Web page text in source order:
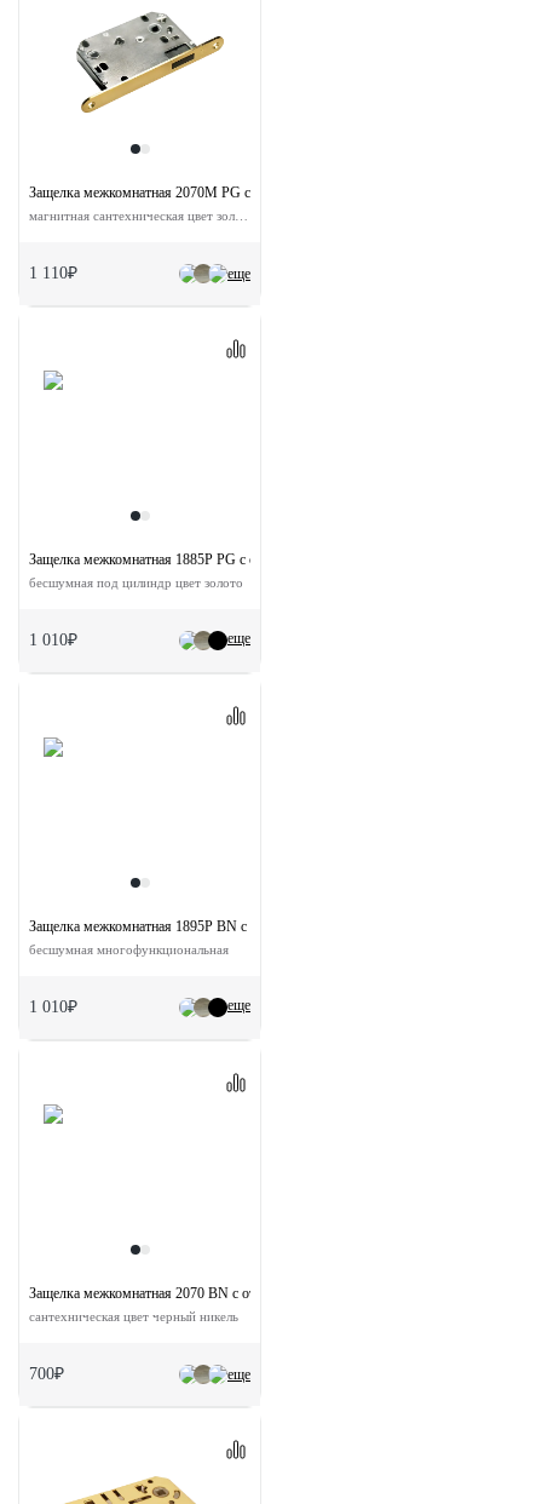
еще
Защелка межкомнатная 2070M PG с ответной планкой
1 110₽
еще
Защелка межкомнатная 1885P PG с ответной планкой
бесшумная под цилиндр цвет золото
1 010₽
еще
Защелка межкомнатная 1895P BN с ответной планкой
бесшумная многофункциональная
1 010₽
еще
Защелка межкомнатная 2070 BN с ответной планкой
сантехническая цвет черный никель
700₽